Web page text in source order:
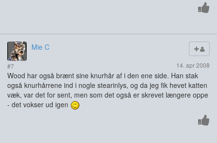
Mie C
#7 14. apr 2008
Wood har også brænt sine knurhår af i den ene side. Han stak
også knurhårrene ind i nogle stearinlys, og da jeg fik hevet katten
væk, var det for sent, men som det også er skrevet længere oppe
- det vokser ud igen